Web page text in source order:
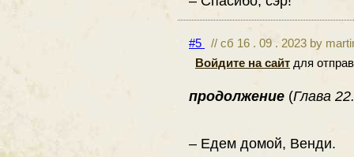
#5
// сб 16 . 09 . 2023 by
Войдите на сайт для
продолжение (Глава
– Едем домой, Венди.